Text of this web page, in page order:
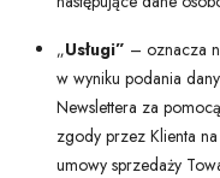
„Usługi” – oznacza
w wyniku podania
Newslettera za
zgody przez Klienta
umowy sprzedaży